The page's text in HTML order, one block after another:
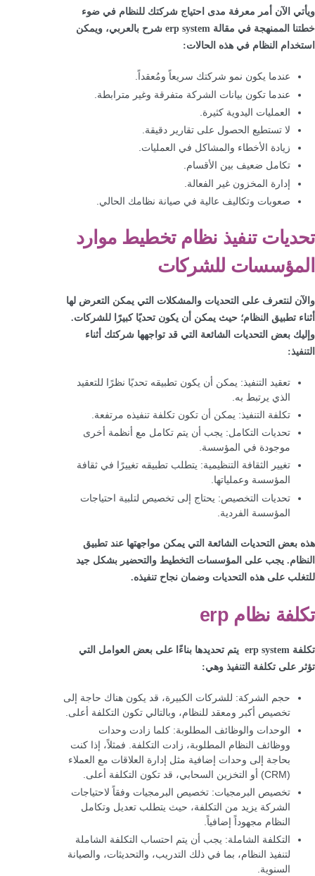
ويأتي الآن أمر معرفة مدى احتياج شركتك للنظام في ضوء
خطتنا الممنهجة في مقالة erp system شرح بالعربي، ويمكن
استخدام النظام في هذه الحالات:
عندما يكون نمو شركتك سريعاً ومُعقداً.
عندما تكون بيانات الشركة متفرقة وغير مترابطة.
العمليات اليدوية كثيرة.
لا تستطيع الحصول على تقارير دقيقة.
زيادة الأخطاء والمشاكل في العمليات.
تكامل ضعيف بين الأقسام.
إدارة المخزون غير الفعالة.
صعوبات وتكاليف عالية في صيانة نظامك الحالي.
تحديات تنفيذ نظام تخطيط موارد
المؤسسات للشركات
والآن لنتعرف على التحديات والمشكلات التي يمكن التعرض لها
أثناء تطبيق النظام؛ حيث يمكن أن يكون تحديًا كبيرًا للشركات.
وإليك بعض التحديات الشائعة التي قد تواجهها شركتك أثناء
التنفيذ:
تعقيد التنفيذ: يمكن أن يكون تطبيقه تحديًا نظرًا للتعقيد
الذي يرتبط به.
تكلفة التنفيذ: يمكن أن تكون تكلفة تنفيذه مرتفعة.
تحديات التكامل: يجب أن يتم تكامل مع أنظمة أخرى
موجودة في المؤسسة.
تغيير الثقافة التنظيمية: يتطلب تطبيقه تغييرًا في ثقافة
المؤسسة وعملياتها.
تحديات التخصيص: يحتاج إلى تخصيص لتلبية احتياجات
المؤسسة الفردية.
هذه بعض التحديات الشائعة التي يمكن مواجهتها عند تطبيق
النظام. يجب على المؤسسات التخطيط والتحضير بشكل جيد
للتغلب على هذه التحديات وضمان نجاح تنفيذه.
تكلفة نظام erp
تكلفة erp system يتم تحديدها بناءًا على بعض العوامل التي
تؤثر على تكلفة التنفيذ وهي:
حجم الشركة: للشركات الكبيرة، قد يكون هناك حاجة إلى
تخصيص أكبر ومعقد للنظام، وبالتالي تكون التكلفة أعلى.
الوحدات والوظائف المطلوبة: كلما زادت وحدات
ووظائف النظام المطلوبة، زادت التكلفة. فمثلاً، إذا كنت
بحاجة إلى وحدات إضافية مثل إدارة العلاقات مع العملاء
(CRM) أو التخزين السحابي، قد تكون التكلفة أعلى.
تخصيص البرمجيات: تخصيص البرمجيات وفقاً لاحتياجات
الشركة يزيد من التكلفة، حيث يتطلب تعديل وتكامل
النظام مجهوداً إضافياً.
التكلفة الشاملة: يجب أن يتم احتساب التكلفة الشاملة
لتنفيذ النظام، بما في ذلك التدريب، والتحديثات، والصيانة
السنوية.